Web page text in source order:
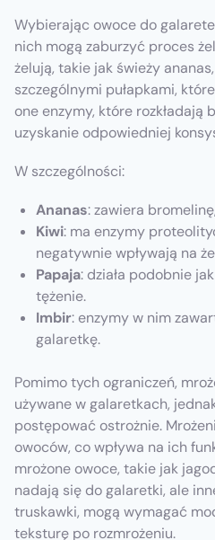
Wybierając owoce do
nich mogą zaburzyć proces
żelują, takie jak świeży
szczególnymi pułapkami,
one enzymy, które rozkładają
uzyskanie odpowiedniej
W szczególności:
Ananas: zawiera
Kiwi: ma enzymy
negatywnie wpływają na
Papaja: działa podobnie
tężenie.
Imbir: enzymy w nim
galaretkę.
Pomimo tych ograniczeń,
używane w galaretkach,
postępować ostrożnie.
owoców, co wpływa na ich
mrożone owoce, takie jak
nadają się do galaretki, ale
truskawki, mogą wymagać
teksturę po rozmrożeniu.